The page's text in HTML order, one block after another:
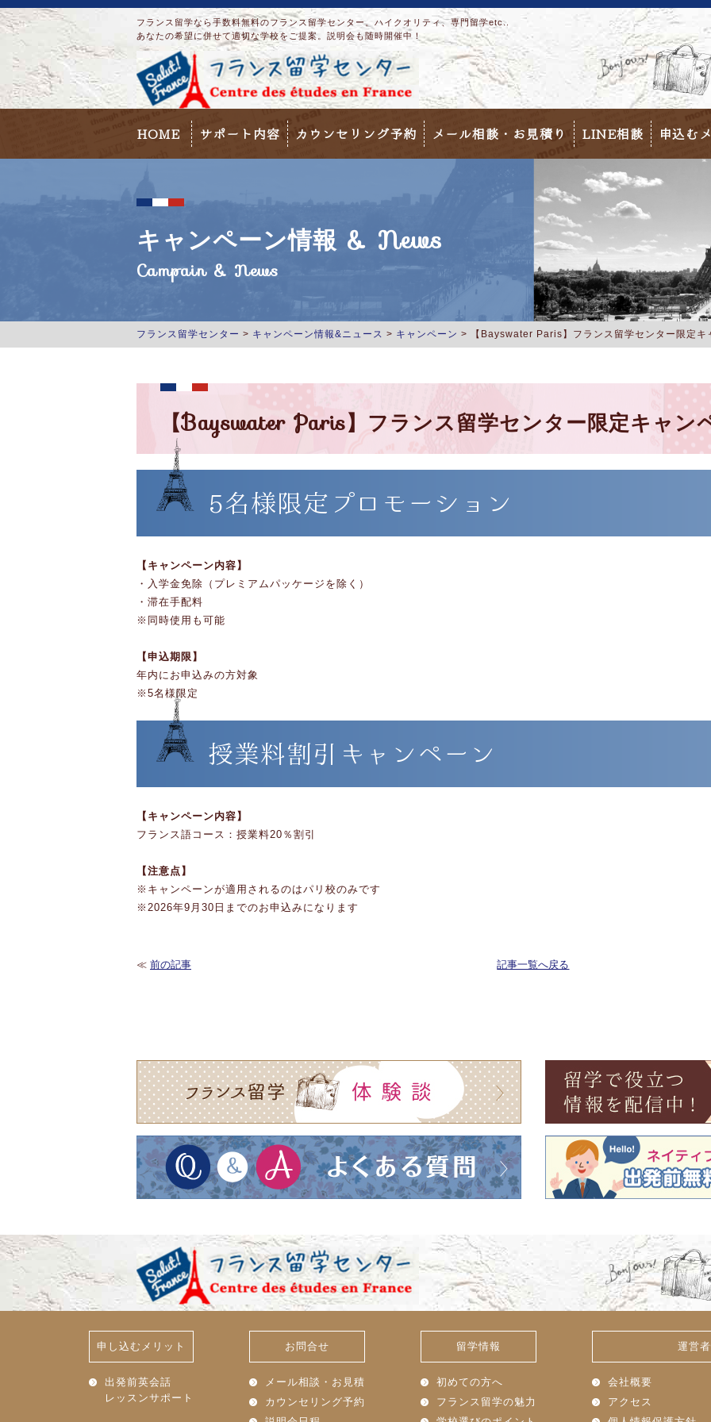
フランス留学なら手数料無料のフランス留学センター。ハイクオリティ、専門留学etc..
あなたの希望に併せて適切な学校をご提案。説明会も随時開催中！
HOME サポート内容 カウンセリング予約 メール相談・お見積り LINE相談 申込む
キャンペーン情報 & News
Campain & News
フランス留学センター > キャンペーン情報&ニュース > キャンペーン > 【Bayswater Paris】フランス留学センター限定キ
【Bayswater Paris】フランス留学センター限定キャン
5名様限定プロモーション
【キャンペーン内容】
・入学金免除（プレミアムパッケージを除く）
・滞在手配料
※同時使用も可能
【申込期限】
年内にお申込みの方対象
※5名様限定
授業料割引キャンペーン
【キャンペーン内容】
フランス語コース：授業料20％割引
【注意点】
※キャンペーンが適用されるのはパリ校のみです
※2026年9月30日までのお申込みになります
≪ 前の記事 記事一覧へ戻る
申し込むメリット
出発前英会話
レッスンサポート
お問合せ
メール相談・お見積
カウンセリング予約
留学情報
初めての方へ
フランス留学の魅力
運営
会社概要
アクセス